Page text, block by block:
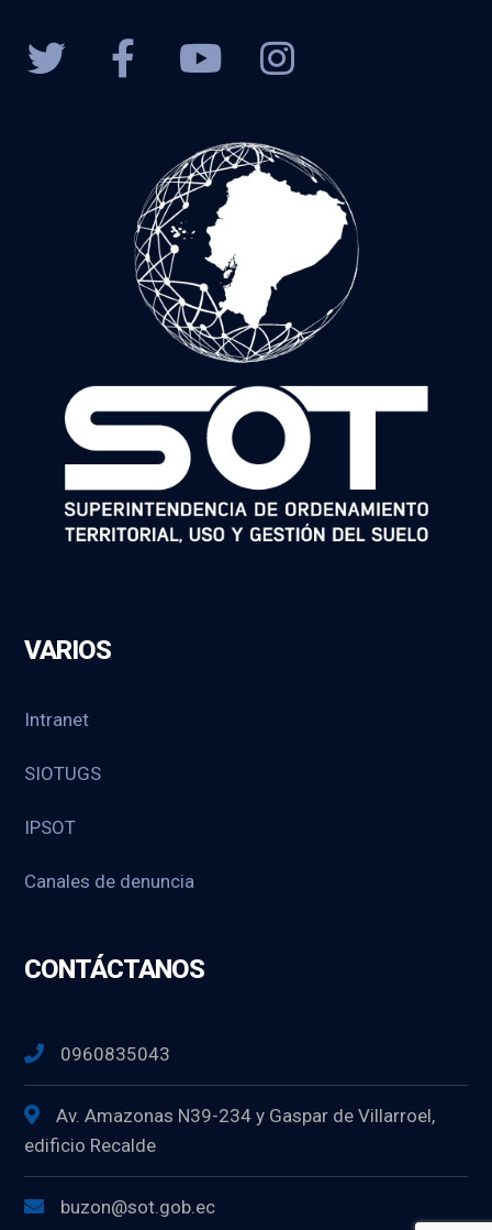
VARIOS
Intranet
SIOTUGS
IPSOT
Canales de denuncia
CONTÁCTANOS
0960835043
Av. Amazonas N39-234 y Gaspar de Villarroel,
edificio Recalde
buzon@sot.gob.ec